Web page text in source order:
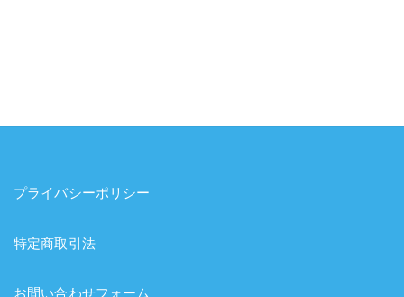
プライバシーポリシー
特定商取引法
お問い合わせフォーム